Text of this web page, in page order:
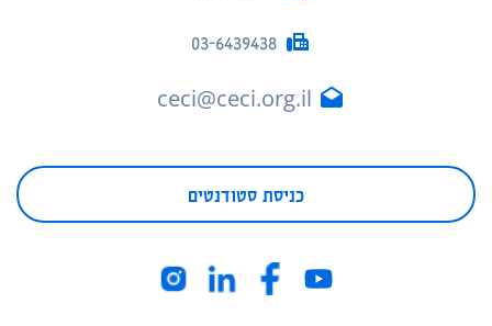
03-6439438
ceci@ceci.org.il
כניסת סטודנטים